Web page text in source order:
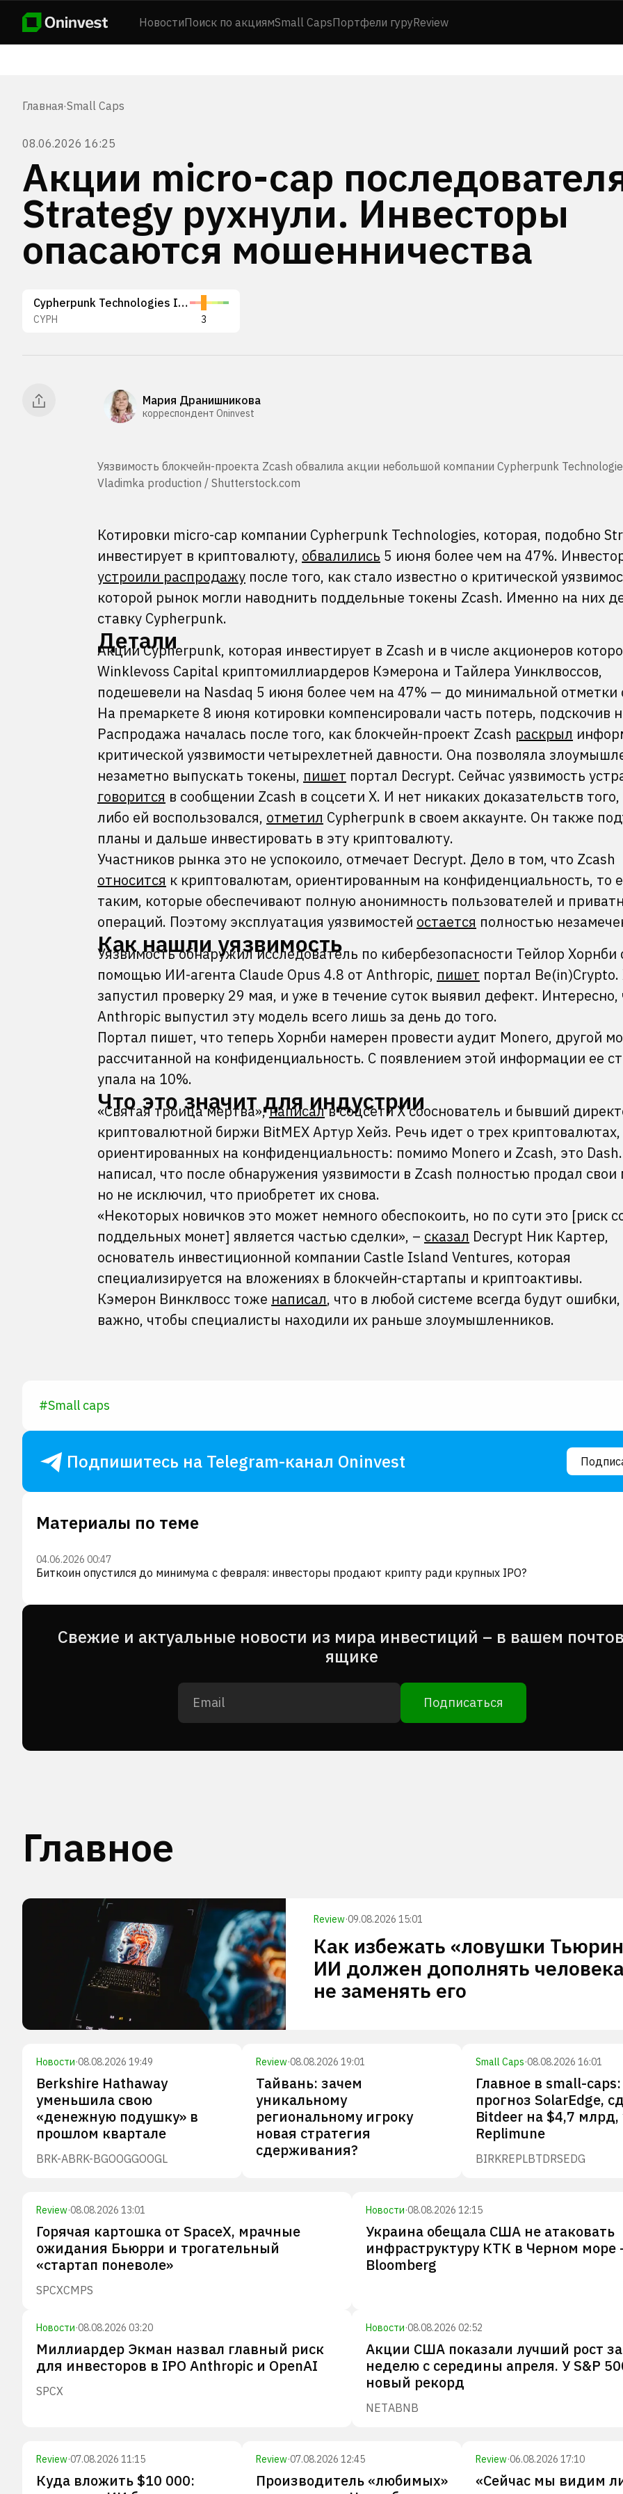
НовостиПоиск по акциямSmall CapsПортфели гуруReview
Главная·Small Caps
08.06.2026 16:25
Акции micro-cap
Strategy рухнули. Инвесторы
опасаются мошенничества
Cypherpunk Technologies Inc.
CYPH 3
Мария Дранишникова
корреспондент Oninvest
Уязвимость блокчейн-проекта Zcash обвалила акции небольшой компании Cypherpunk
Vladimka production / Shutterstock.com
Котировки micro-cap компании Cypherpunk Technologies, которая, подобно
инвестирует в криптовалюту, обвалились 5 июня более чем на 47%.
устроили распродажу после того, как стало известно о критической
которой рынок могли наводнить поддельные токены Zcash. Именно на них
ставку Cypherpunk.
Детали
Акции Cypherpunk, которая инвестирует в Zcash и в числе акционеров
Winklevoss Capital криптомиллиардеров Кэмерона и Тайлера Уинклвоссов,
подешевели на Nasdaq 5 июня более чем на 47% — до минимальной отметки
На премаркете 8 июня котировки компенсировали часть потерь, подскочив
Распродажа началась после того, как блокчейн-проект Zcash раскрыл
критической уязвимости четырехлетней давности. Она позволяла
незаметно выпускать токены, пишет портал Decrypt. Сейчас уязвимость
говорится в сообщении Zcash в соцсети X. И нет никаких доказательств
либо ей воспользовался, отметил Cypherpunk в своем аккаунте. Он также
планы и дальше инвестировать в эту криптовалюту.
Участников рынка это не успокоило, отмечает Decrypt. Дело в том, что Zcash
относится к криптовалютам, ориентированным на конфиденциальность, то
таким, которые обеспечивают полную анонимность пользователей и
операций. Поэтому эксплуатация уязвимостей остается полностью
Как нашли уязвимость
Уязвимость обнаружил исследователь по кибербезопасности Тейлор Хорнби
помощью ИИ-агента Claude Opus 4.8 от Anthropic, пишет портал
запустил проверку 29 мая, и уже в течение суток выявил дефект. Интересно,
Anthropic выпустил эту модель всего лишь за день до того.
Портал пишет, что теперь Хорнби намерен провести аудит Monero, другой
рассчитанной на конфиденциальность. С появлением этой информации ее
упала на 10%.
Что это значит для индустрии
«Святая троица мертва»,написалв соцсети X сооснователь и бывший
криптовалютной биржи BitMEX Артур Хейз. Речь идет о трех криптовалютах,
ориентированных на конфиденциальность: помимо Monero и Zcash, это
написал, что после обнаружения уязвимости в Zcash полностью продал
но не исключил, что приобретет их снова.
«Некоторых новичков это может немного обеспокоить, но по сути это [риск
поддельных монет] является частью сделки», – сказал Decrypt Ник Картер,
основатель инвестиционной компании Castle Island Ventures, которая
специализируется на вложениях в блокчейн-стартапы и криптоактивы.
Кэмерон Винклвосс тоже написал, что в любой системе всегда будут
важно, чтобы специалисты находили их раньше злоумышленников.
#Small caps
Подпишитесь на Telegram-канал Oninvest
Материалы по теме
04.06.2026 00:47
Биткоин опустился до минимума с февраля: инвесторы продают крипту ради крупных IPO?
Cвежие и актуальные новости из мира инвестиций – в вашем
ящике
Подписаться
Главное
Review·09.08.2026 15:01
Как избежать «ловушки
ИИ должен дополнять
не заменять его
Новости·08.08.2026 19:49
Berkshire Hathaway
уменьшила свою
«денежную подушку» в
прошлом квартале
BRK-ABRK-BGOOGGOOGL
Review·08.08.2026 19:01
Тайвань: зачем
уникальному
региональному игроку
новая стратегия
сдерживания?
Small Caps·08.08.2026 16:01
Главное в small-caps:
прогноз SolarEdge,
Bitdeer на $4,7 млрд,
Replimune
BIRKREPLBTDRSEDG
Review·08.08.2026 13:01
Горячая картошка от SpaceX, мрачные
ожидания Бьюрри и трогательный
«стартап поневоле»
SPCXCMPS
Новости·08.08.2026 12:15
Украина обещала США не атаковать
инфраструктуру КТК в Черном море
Bloomberg
Новости·08.08.2026 03:20
Миллиардер Экман назвал главный риск
для инвесторов в IPO Anthropic и OpenAI
SPCX
Новости·08.08.2026 02:52
Акции США показали лучший рост за
неделю с середины апреля. У S&P
новый рекорд
NETABNB
Review·07.08.2026 11:15
Куда вложить $10 000:
Review·07.08.2026 12:45
Производитель «любимых»
Review·06.08.2026 17:10
«Сейчас мы видим